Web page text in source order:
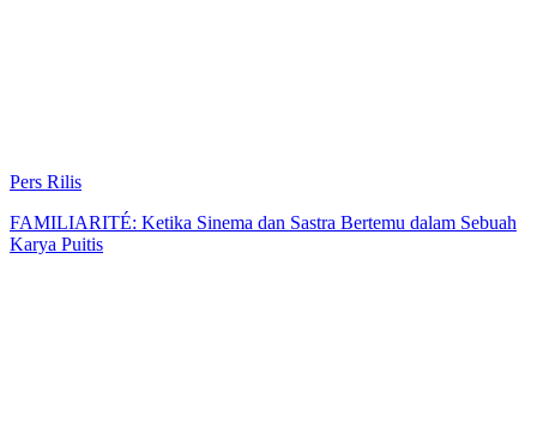
Pers Rilis
FAMILIARITÉ: Ketika Sinema dan Sastra Bertemu dalam Sebuah
Karya Puitis